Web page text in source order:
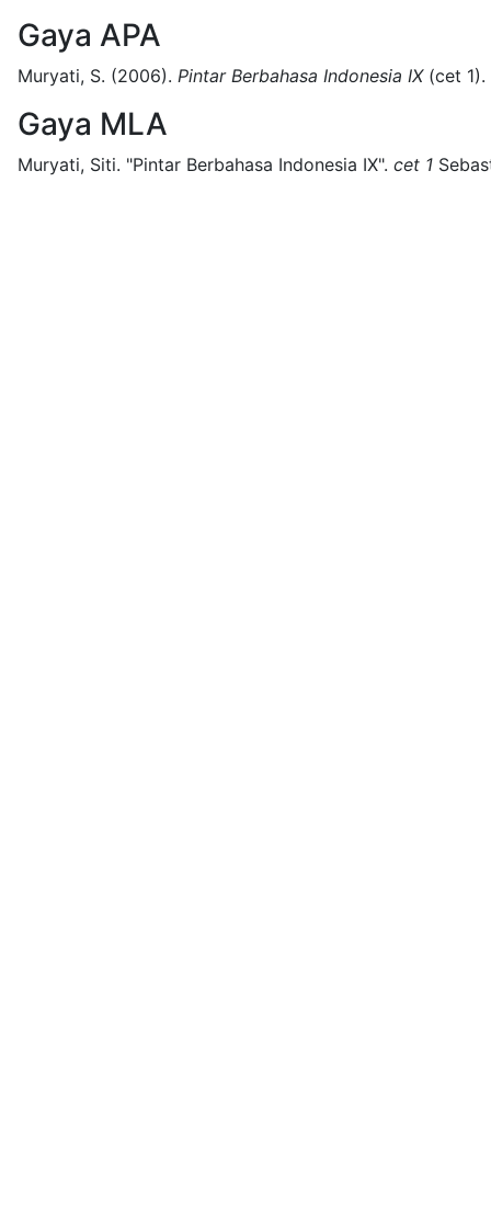
Gaya APA
Muryati, S. (2006). Pintar Berbahasa Indonesia IX(cet 1).
Gaya MLA
Muryati, Siti. "Pintar Berbahasa Indonesia IX". cet 1